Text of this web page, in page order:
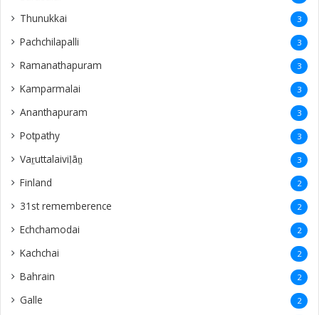
Thunukkai 3
Pachchilapalli 3
Ramanathapuram 3
Kamparmalai 3
Ananthapuram 3
‎Potpathy 3
Vaṟuttalaiviḷāṉ 3
Finland 2
31st rememberence 2
Echchamodai 2
Kachchai 2
Bahrain 2
Galle 2